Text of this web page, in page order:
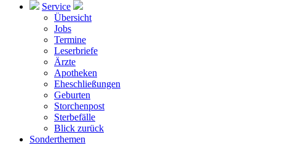
Service
Übersicht
Jobs
Termine
Leserbriefe
Ärzte
Apotheken
Eheschließungen
Geburten
Storchenpost
Sterbefälle
Blick zurück
Sonderthemen